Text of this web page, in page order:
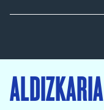
ALDIZKARIA